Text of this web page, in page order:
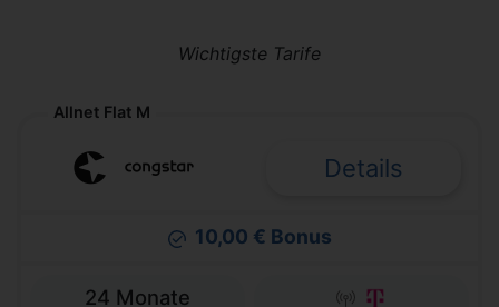
Wichtigste Tarife
Allnet Flat M
Details
10,00 € Bonus
24 Monate